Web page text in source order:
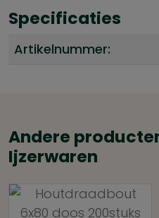
Specificaties
Artikelnummer:
Andere
Ijzerwaren